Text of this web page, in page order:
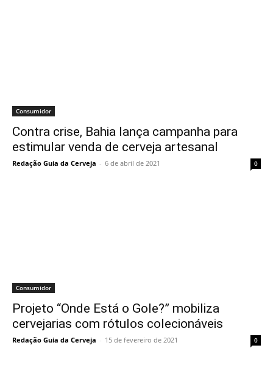
Consumidor
Contra crise, Bahia lança campanha para
estimular venda de cerveja artesanal
Redação Guia da Cerveja - 6 de abril de 2021 0
Consumidor
Projeto “Onde Está o Gole?” mobiliza
cervejarias com rótulos colecionáveis
Redação Guia da Cerveja - 15 de fevereiro de 2021 0